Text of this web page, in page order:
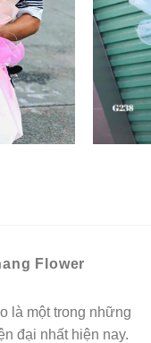
Flower
là một trong những
đại nhất hiện nay.